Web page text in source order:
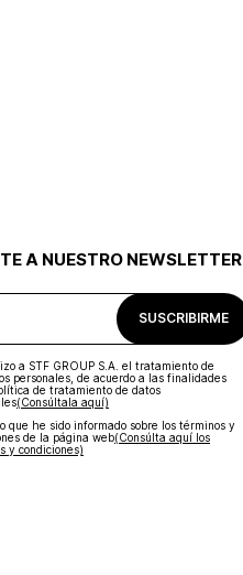
A NUESTRO NEWSLETTER
SUSCRIBIRME
a STF GROUP S.A. el tratamiento de
personales, de acuerdo a las finalidades
de tratamiento de datos
(Consúltala aquí)
que he sido informado sobre los términos y
de la página web‎(Consúlta aquí los
y condiciones)